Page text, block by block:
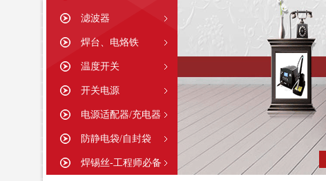
滤波器
焊台、电烙铁
温度开关
开关电源
电源适配器/充电器
防静电袋/自封袋
焊锡丝-工程师必备